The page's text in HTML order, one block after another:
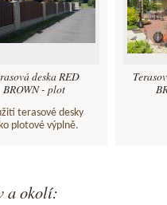
deska RED
BROWN - plot
terasové desky
plotové výplně.
a okolí: